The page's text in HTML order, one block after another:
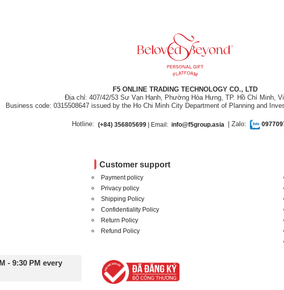
F5 ONLINE TRADING TECHNOLOGY CO., LTD
Địa chỉ: 407/42/53 Sư Vạn Hạnh, Phường Hòa Hưng, TP. Hồ Chí Minh,
Business code: 0315508647 issued by the Ho Chi Minh City Department of Planning and
Hotline: (+84) 356805699| Email: info@f5group.asia | Zalo:
Customer support
Payment policy
Privacy policy
Shipping Policy
Confidentiality Policy
Return Policy
Refund Policy
- 9:30 PM every